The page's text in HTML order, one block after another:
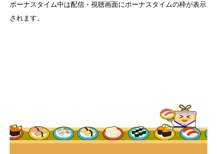
ボーナスタイム中は配信・視聴画面にボーナスタイムの枠が表示
されます。